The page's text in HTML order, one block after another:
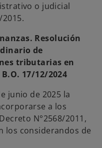
o judicial
Resolución
de
tributarias en
17/12/2024
junio de 2025 la
a los
N°2568/2011,
los considerandos de